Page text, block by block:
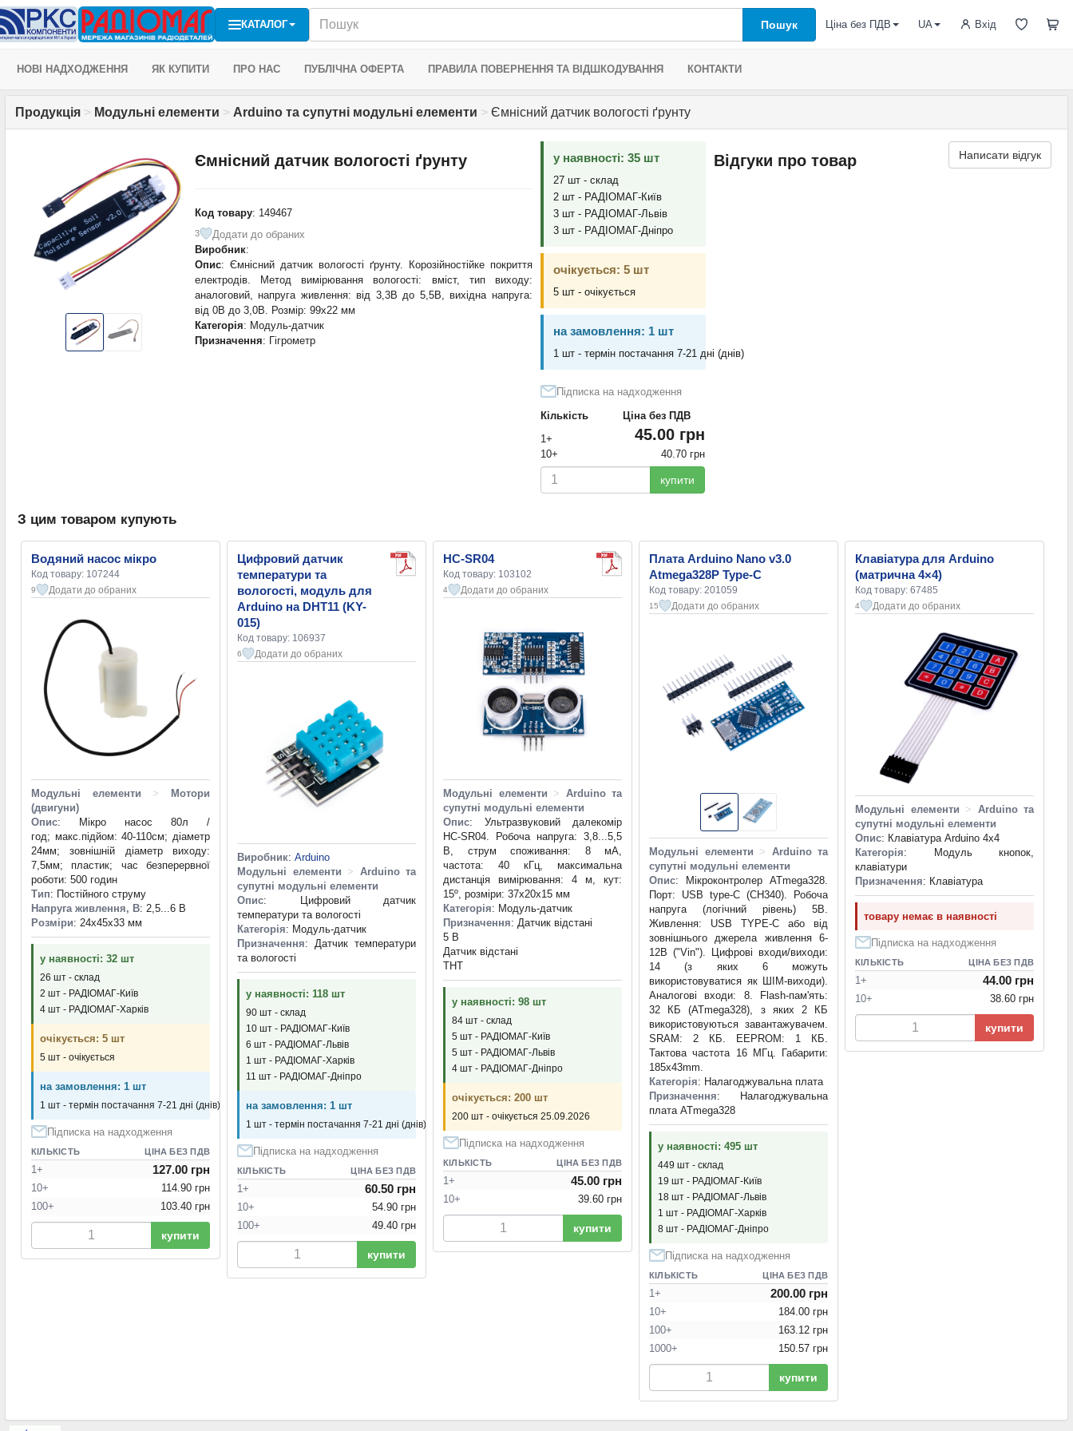
КАТАЛОГ Пошук Вхід
Ціна без ПДВ UA
НОВІ НАДХОДЖЕННЯ ЯК КУПИТИ ПРО НАС ПУБЛІЧНА ОФЕРТА ПРАВИЛА ПОВЕРНЕННЯ ТА ВІДШКОДУВАННЯ КОНТАКТИ
Продукція > Модульні елементи > Arduino та супутні модульні елементи > Ємнісний датчик вологості ґрунту
Ємнісний датчик вологості ґрунту
Код товару: 149467
3
Додати до обраних
Виробник:
Опис: Ємнісний датчик вологості ґрунту. Корозійностійке покриття
електродів. Метод вимірювання вологості: вміст, тип виходу:
аналоговий, напруга живлення: від 3,3В до 5,5В, вихідна напруга:
від 0В до 3,0В. Розмір: 99х22 мм
Категорія: Модуль-датчик
Призначення: Гігрометр
у наявності: 35 шт
27 шт - склад
2 шт - РАДІОМАГ-Київ
3 шт - РАДІОМАГ-Львів
3 шт - РАДІОМАГ-Дніпро
очікується: 5 шт
5 шт - очікується
на замовлення: 1 шт
1 шт - термін постачання 7-21 дні (днів)
Підписка на надходження
Кількість
Ціна без ПДВ
1+
45.00 грн
10+ 40.70 грн
купити
Відгуки про товар Написати відгук
З цим товаром купують
Водяний насос мікро
Код товару: 107244
9 Додати до обраних
Модульні елементи >
Мотори
(двигуни)
Опис: Мікро насос 80л /
год; макс.підйом: 40-110см; діаметр
24мм; зовнішній діаметр виходу:
7,5мм; пластик; час безперервної
роботи: 500 годин
Тип: Постійного струму
Напруга живлення, В: 2,5...6 В
Розміри: 24x45x33 мм
у наявності: 32 шт
26 шт - склад
2 шт - РАДІОМАГ-Київ
4 шт - РАДІОМАГ-Харків
очікується: 5 шт
5 шт - очікується
на замовлення: 1 шт
1 шт - термін постачання 7-21 дні (днів)
Підписка на надходження
КІЛЬКІСТЬ ЦІНА БЕЗ ПДВ
1+ 127.00 грн
10+
114.90 грн
100+
103.40 грн
купити
Цифровий датчик
температури та
вологості, модуль для
Arduino на DHT11 (KY-
015)
Код товару: 106937
6 Додати до обраних
Виробник: Arduino
Модульні елементи > Arduino та
супутні модульні елементи
Опис: Цифровий датчик
температури та вологості
Категорія: Модуль-датчик
Призначення: Датчик температури
та вологості
у наявності: 118 шт
90 шт - склад
10 шт - РАДІОМАГ-Київ
6 шт - РАДІОМАГ-Львів
1 шт - РАДІОМАГ-Харків
11 шт - РАДІОМАГ-Дніпро
на замовлення: 1 шт
1 шт - термін постачання 7-21 дні (днів)
Підписка на надходження
КІЛЬКІСТЬ ЦІНА БЕЗ ПДВ
1+ 60.50 грн
10+
54.90 грн
100+
49.40 грн
купити
HC-SR04
Код товару: 103102
4 Додати до обраних
Модульні елементи > Arduino та
супутні модульні елементи
Опис: Ультразвуковий далекомір
HC-SR04. Робоча напруга: 3,8...5,5
В, струм споживання: 8 мА,
частота: 40 кГц, максимальна
дистанція вимірювання: 4 м, кут:
15º, розміри: 37x20x15 мм
Категорія: Модуль-датчик
Призначення: Датчик відстані
5 В
Датчик відстані
THT
у наявності: 98 шт
84 шт - склад
5 шт - РАДІОМАГ-Київ
5 шт - РАДІОМАГ-Львів
4 шт - РАДІОМАГ-Дніпро
очікується: 200 шт
200 шт - очікується 25.09.2026
Підписка на надходження
КІЛЬКІСТЬ ЦІНА БЕЗ ПДВ
1+ 45.00 грн
10+ 39.60 грн
купити
Плата Arduino Nano v3.0
Atmega328P Type-C
Код товару: 201059
15 Додати до обраних
Модульні елементи > Arduino та
супутні модульні елементи
Опис: Мікроконтролер ATmega328.
Порт: USB type-C (CH340). Робоча
напруга (логічний рівень) 5В.
Живлення: USB TYPE-C або від
зовнішнього джерела живлення 6-
12В ("Vin"). Цифрові входи/виходи:
14 (з яких 6 можуть
використовуватися як ШІМ-виходи).
Аналогові входи: 8. Flash-пам'ять:
32 КБ (ATmega328), з яких 2 КБ
використовуються завантажувачем.
SRAM: 2 КБ. EEPROM: 1 КБ.
Тактова частота 16 МГц. Габарити:
185x43mm.
Категорія: Налагоджувальна плата
Призначення: Налагоджувальна
плата ATmega328
у наявності: 495 шт
449 шт - склад
19 шт - РАДІОМАГ-Київ
18 шт - РАДІОМАГ-Львів
1 шт - РАДІОМАГ-Харків
8 шт - РАДІОМАГ-Дніпро
Підписка на надходження
КІЛЬКІСТЬ ЦІНА БЕЗ ПДВ
1+ 200.00 грн
10+
184.00 грн
100+
163.12 грн
1000+
150.57 грн
купити
Клавіатура для Arduino
(матрична 4×4)
Код товару: 67485
4 Додати до обраних
Модульні елементи > Arduino та
супутні модульні елементи
Опис: Клавіатура Arduino 4х4
Категорія: Модуль кнопок,
клавіатури
Призначення: Клавіатура
товару немає в наявності
Підписка на надходження
КІЛЬКІСТЬ ЦІНА БЕЗ ПДВ
1+ 44.00 грн
10+ 38.60 грн
купити